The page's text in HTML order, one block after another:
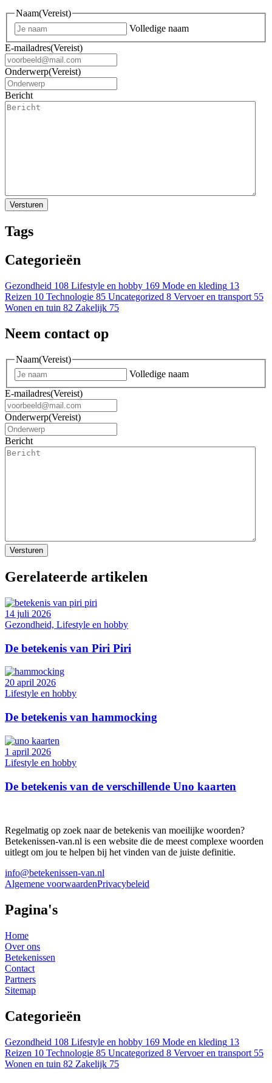
Naam(Vereist)
Volledige naam
E-mailadres(Vereist)
Onderwerp(Vereist)
Bericht
Tags
Categorieën
Gezondheid 108 Lifestyle en hobby 169 Mode en kleding 13
Reizen 10 Technologie 85 Uncategorized 8 Vervoer en transport 55
Wonen en tuin 82 Zakelijk 75
Neem contact op
Naam(Vereist)
Volledige naam
E-mailadres(Vereist)
Onderwerp(Vereist)
Bericht
Gerelateerde artikelen
14 juli 2026
Gezondheid, Lifestyle en hobby
De betekenis van Piri Piri
20 april 2026
Lifestyle en hobby
De betekenis van hammocking
1 april 2026
Lifestyle en hobby
De betekenis van de verschillende Uno kaarten
Regelmatig op zoek naar de betekenis van moeilijke woorden?
Betekenissen-van.nl is een website die de meest complexe woorden
uitlegt om jou te helpen bij het vinden van de juiste definitie.
info@betekenissen-van.nl
Algemene voorwaardenPrivacybeleid
Pagina's
Home
Over ons
Betekenissen
Contact
Partners
Sitemap
Categorieën
Gezondheid 108 Lifestyle en hobby 169 Mode en kleding 13
Reizen 10 Technologie 85 Uncategorized 8 Vervoer en transport 55
Wonen en tuin 82 Zakelijk 75